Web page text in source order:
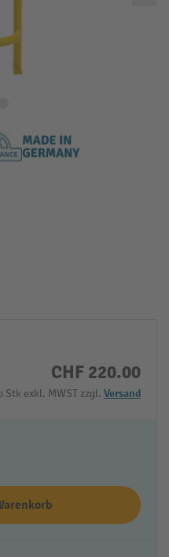
CHF 220.00
Stk exkl. MWST zzgl. Versand